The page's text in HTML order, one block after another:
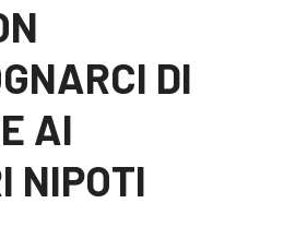
DI
AI
NIPOTI